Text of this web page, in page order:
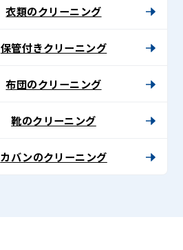
衣類のクリーニング
保管付きクリーニング
布団のクリーニング
靴のクリーニング
カバンのクリーニング